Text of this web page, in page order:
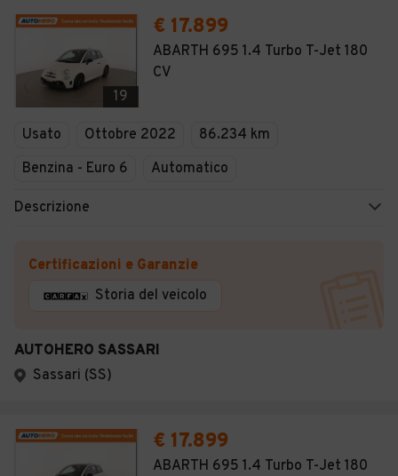
19
€ 17.899
ABARTH 695 1.4 Turbo T-Jet 180
CV
Usato Ottobre 2022
86.234 km
Benzina - Euro 6
Automatico
Descrizione
Certificazioni e Garanzie
Storia del veicolo
AUTOHERO SASSARI
Sassari (SS)
€ 17.899
ABARTH 695 1.4 Turbo T-Jet 180